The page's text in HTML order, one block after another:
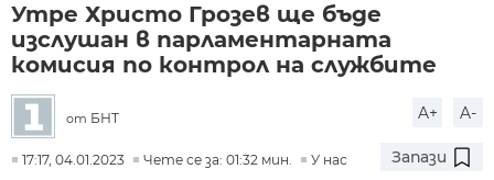
Утре Христо Грозев ще бъде
изслушан в парламентарната
комисия по контрол на службите
от БНТ A+ A-
17:17, 04.01.2023 Чете се за: 01:32 мин. У нас Запази